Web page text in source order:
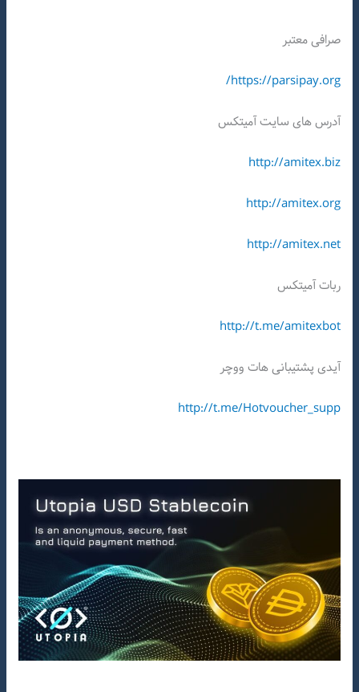
صرافی معتبر
https://parsipay.org/
آدرس های سایت آمیتکس
http://amitex.biz
http://amitex.org
http://amitex.net
ربات آمیتکس
http://t.me/amitexbot
آیدی پشتیبانی هات ووچر
http://t.me/Hotvoucher_supp